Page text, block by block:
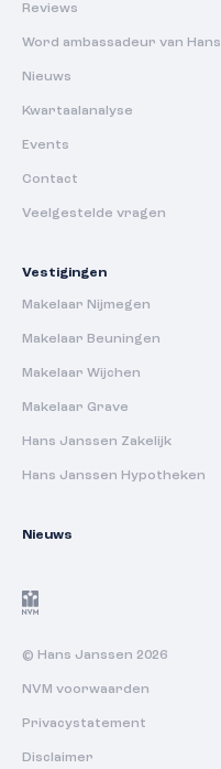
Reviews
Word ambassadeur van Hans
Nieuws
Kwartaalanalyse
Events
Contact
Veelgestelde vragen
Vestigingen
Makelaar Nijmegen
Makelaar Beuningen
Makelaar Wijchen
Makelaar Grave
Hans Janssen Zakelijk
Hans Janssen Hypotheken
Nieuws
© Hans Janssen 2026
NVM voorwaarden
Privacystatement
Disclaimer